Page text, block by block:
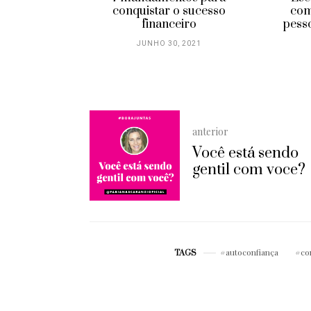
conquistar o sucesso
financeiro
JUNHO 30, 2021
anterior
Você está sendo
gentil com voce?
TAGS autoconfiança